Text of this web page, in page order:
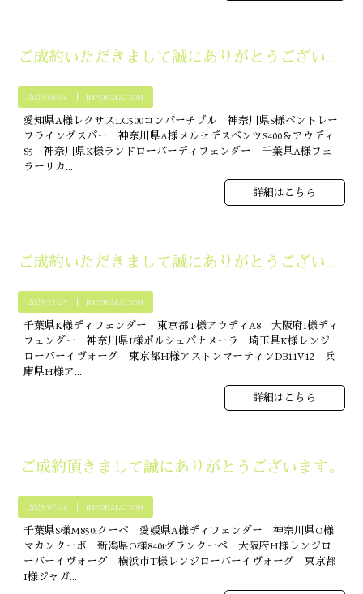
ご成約いただきまして誠にありがとうございます。
2026/04/04 INFORMATION
愛知県A様レクサスLC500コンバーチブル 神奈川県S様ベントレー
フライングスパー 神奈川県A様メルセデスベンツS400＆アウディ
S5 神奈川県K様ランドローバーディフェンダー 千葉県A様フェ
ラーリカ...
詳細はこちら
ご成約いただきまして誠にありがとうございます。
2025/11/29 INFORMATION
千葉県K様ディフェンダー 東京都T様アウディA8 大阪府I様ディ
フェンダー 神奈川県I様ポルシェパナメーラ 埼玉県K様レンジ
ローバーイヴォーグ 東京都H様アストンマーティンDB11V12 兵
庫県H様ア...
詳細はこちら
ご成約頂きまして誠にありがとうございます。
2025/07/21 INFORMATION
千葉県S様M850iクーベ 愛媛県A様ディフェンダー 神奈川県O様
マカンターボ 新潟県O様840iグランクーペ 大阪府H様レンジロ
ーバーイヴォーグ 横浜市T様レンジローバーイヴォーグ 東京都
I様ジャガ...